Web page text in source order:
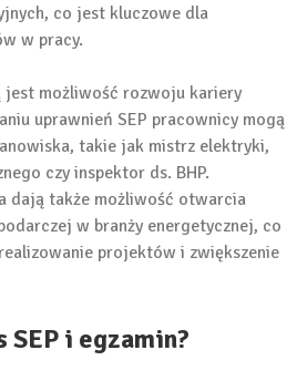
co jest kluczowe dla
w pracy.
jest możliwość rozwoju kariery
uprawnień SEP pracownicy mogą
takie jak mistrz elektryki,
czy inspektor ds. BHP.
dają także możliwość otwarcia
w branży energetycznej, co
projektów i zwiększenie
SEP i egzamin?